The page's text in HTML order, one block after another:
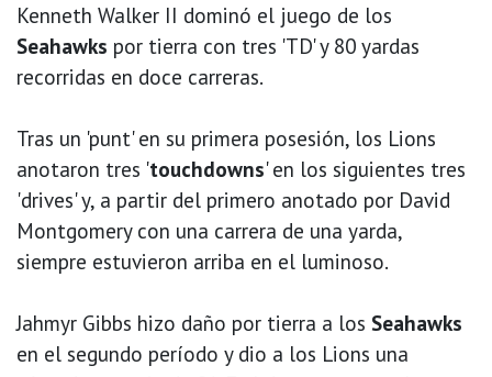
Kenneth Walker II dominó el juego de los
Seahawks por tierra con tres 'TD' y 80 yardas
recorridas en doce carreras.
Tras un 'punt' en su primera posesión, los Lions
anotaron tres 'touchdowns' en los siguientes tres
'drives' y, a partir del primero anotado por David
Montgomery con una carrera de una yarda,
siempre estuvieron arriba en el luminoso.
Jahmyr Gibbs hizo daño por tierra a los Seahawks
en el segundo período y dio a los Lions una